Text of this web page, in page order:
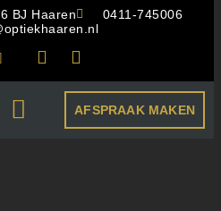
BJ Haaren
0411-745006
AFSPRAAK MAKEN